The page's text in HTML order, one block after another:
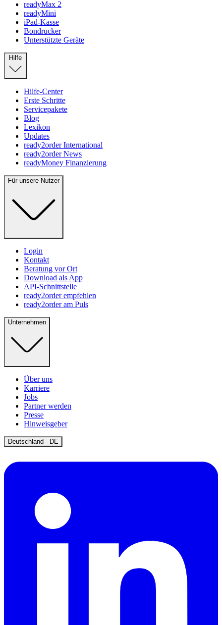
readyMax 2
readyMini
iPad-Kasse
Bondrucker
Unterstützte Geräte
Hilfe-Center
Erste Schritte
Servicepakete
Blog
Lexikon
Updates
ready2order International
ready2order News
readyMoney Finanzierung
Für unsere Nutzer
Login
Kontakt
Beratung vor Ort
Download als App
API-Schnittstelle
ready2order empfehlen
ready2order am Puls
Unternehmen
Über uns
Karriere
Jobs
Partner werden
Presse
Hinweisgeber
Deutschland - DE